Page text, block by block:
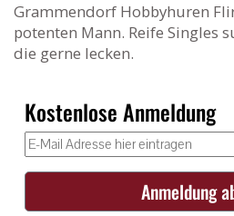
Grammendorf Hobbyhuren
potenten Mann. Reife Singles
die gerne lecken.